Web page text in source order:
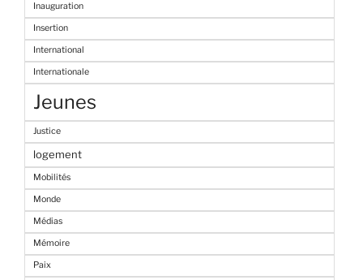
Inauguration
Insertion
International
Internationale
Jeunes
Justice
logement
Mobilités
Monde
Médias
Mémoire
Paix